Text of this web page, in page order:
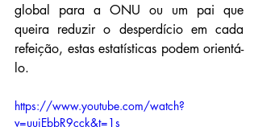
global para a ONU ou um pai que
queira reduzir o desperdício em cada
refeição, estas estatísticas podem orientá-
lo.
https://www.youtube.com/watch?
v=uujEbbR9cck&t=1s